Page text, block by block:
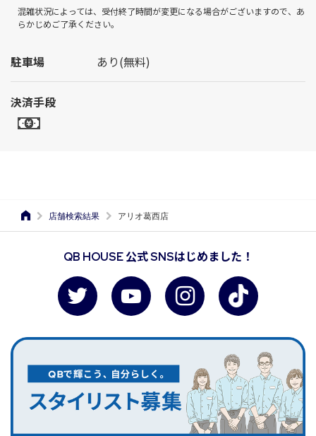
店舗検索結果 アリオ葛西店
混雑状況によっては、受付終了時間が変更になる場合がございますので、あ
らかじめご了承ください。
駐車場 あり(無料)
決済手段
QB HOUSE 公式 SNSはじめました！